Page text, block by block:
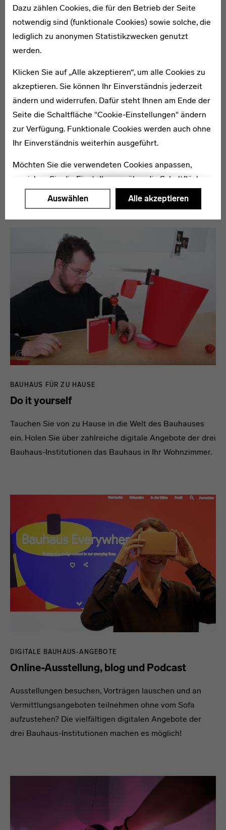
Dazu zählen Cookies, die für den Betrieb der Seite
notwendig sind (funktionale Cookies) sowie solche, die
lediglich zu anonymen Statistikzwecken genutzt
werden.
Klicken Sie auf „Alle akzeptieren“, um alle Cookies zu
akzeptieren. Sie können Ihr Einverständnis jederzeit
ändern und widerrufen. Dafür steht Ihnen am Ende der
Seite die Schaltfläche "Cookie-Einstellungen" ändern
zur Verfügung. Funktionale Cookies werden auch ohne
Ihr Einverständnis weiterhin ausgeführt.
Möchten Sie die verwendeten Cookies anpassen,
erreichen Sie die Einstellungen über die Schaltfläche
"Auswählen".
Auswählen Alle akzeptieren
DAS BAUHAUS ERLAUFEN UND ERFAHREN
Touren
Mit dem Fahrrad durch Berlin, mit dem Rucksack durch
Institutionen bieten spannende Touren an, auf denen
BAUHAUS FÜR ZU HAUSE
Do it yourself
Tauchen Sie von zu Hause in die Welt des Bauhauses
ein. Holen Sie über zahlreiche digitale Angebote der drei
Bauhaus-Institutionen das Bauhaus in Ihr Wohnzimmer.
DIGITALE BAUHAUS-ANGEBOTE
Online-Ausstellung, blog und Podcast
Ausstellungen besuchen, Vorträgen lauschen und an
Vermittlungsangeboten teilnehmen ohne vom Sofa
aufzustehen? Die vielfältigen digitalen Angebote der
drei Bauhaus-Institutionen machen es möglich!